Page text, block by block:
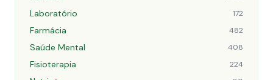
Laboratório 172
Farmácia 482
Saúde Mental 408
Fisioterapia 224